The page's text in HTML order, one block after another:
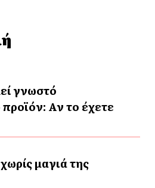
γνωστό
Αν το έχετε
μαγιά της